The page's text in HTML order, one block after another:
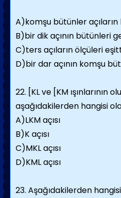
A)komşu bütünler açıların
B)bir dik açının bütünleri
C)ters açıların ölçüleri
D)bir dar açının komşu
22. [KL ve [KM ışınlarının
aşağıdakilerden hangisi
A)LKM açısı
B)K açısı
C)MKL açısı
D)KML açısı
23. Aşağıdakilerden